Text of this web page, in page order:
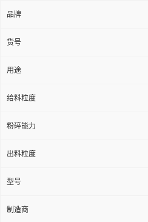
品牌
货号
用途
给料粒度
粉碎能力
出料粒度
型号
制造商